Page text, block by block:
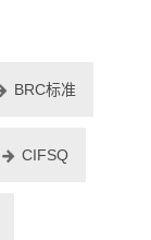
BRC标准
CIFSQ